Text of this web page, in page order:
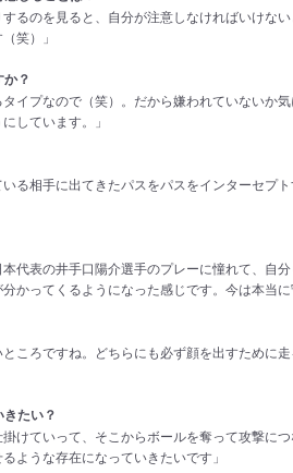
るのを見ると、自分が注意しなければいけな
笑）」
？
イプなので（笑）。だから嫌われていないか
しています。」
る相手に出てきたパスをパスをインターセプ
代表の井手口陽介選手のプレーに憧れて、自
かってくるようになった感じです。今は本当に
ころですね。どちらにも必ず顔を出すために
たい？
けていって、そこからボールを奪って攻撃に
ような存在になっていきたいです」